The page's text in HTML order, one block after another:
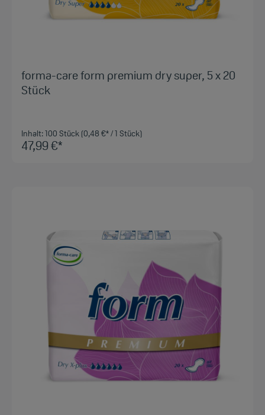
forma-care form premium dry super, 5 x 20
Stück
Inhalt:100 Stück (0,48 €* / 1 Stück)
47,99 €*